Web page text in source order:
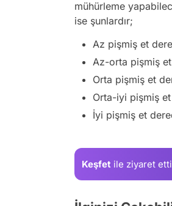
mühürleme
ise şunlardır;
Az pişmiş et
Az-orta pişmiş
Orta pişmiş et
Orta-iyi pişmiş
İyi pişmiş et
Keşfet ile ziyaret